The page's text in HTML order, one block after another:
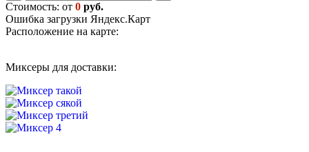
Стоимость: от 0 руб.
Ошибка загрузки Яндекс.Карт
Расположение на карте:
Миксеры для доставки: